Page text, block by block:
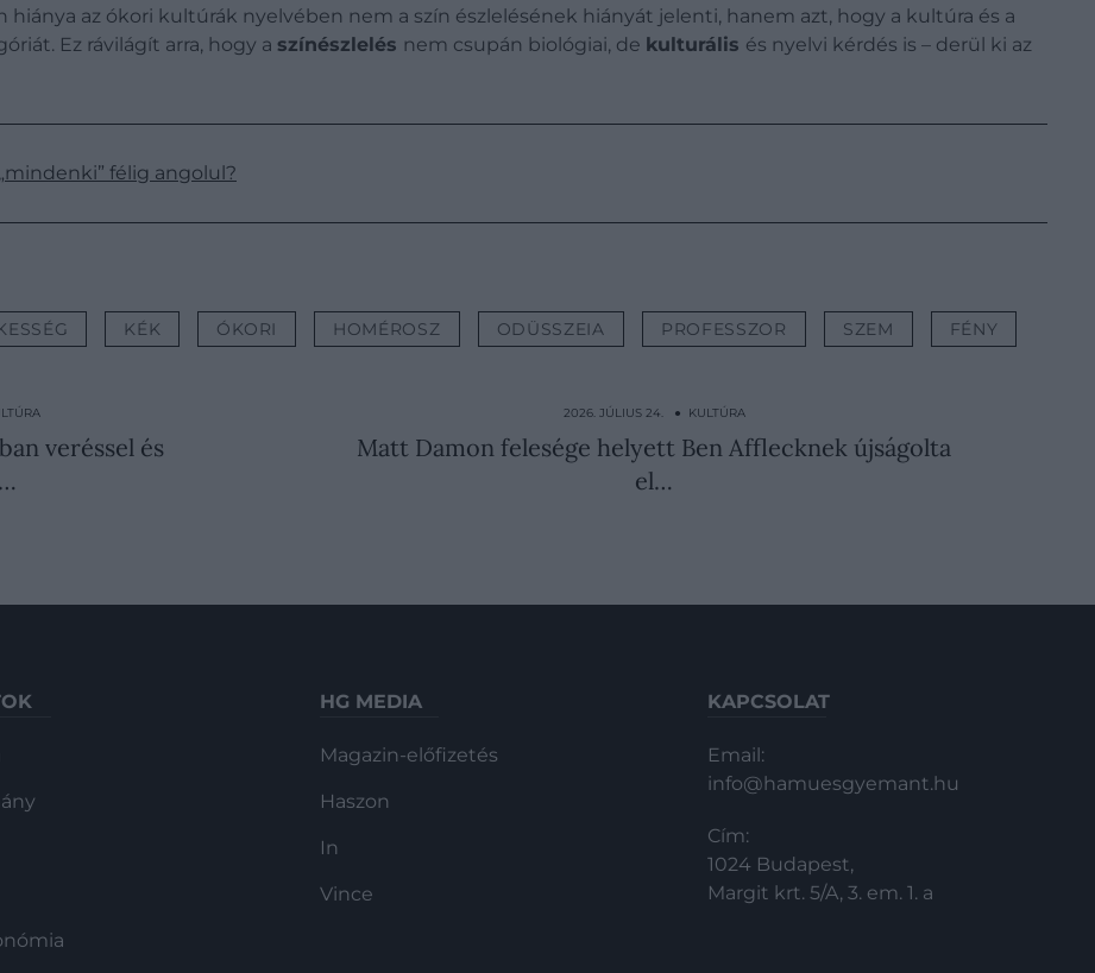
az ókori kultúrák nyelvében nem a szín észlelésének hiányát jelenti, hanem azt, hogy a kultúra és a
Ez rávilágít arra, hogy a színészlelés nem csupán biológiai, de kulturális és nyelvi kérdés is – derül ki az
félig angolul?
KÉK ÓKORI HOMÉROSZ ODÜSSZEIA PROFESSZOR SZEM FÉNY
veréssel és
2026. JÚLIUS 24. ● KULTÚRA
Matt Damon felesége helyett Ben Afflecknek újságolta
el…
HG MEDIA
Magazin-előfizetés
Haszon
In
Vince
KAPCSOLAT
Email:
info@hamuesgyemant.hu
Cím:
1024 Budapest,
Margit krt. 5/A, 3. em. 1. a